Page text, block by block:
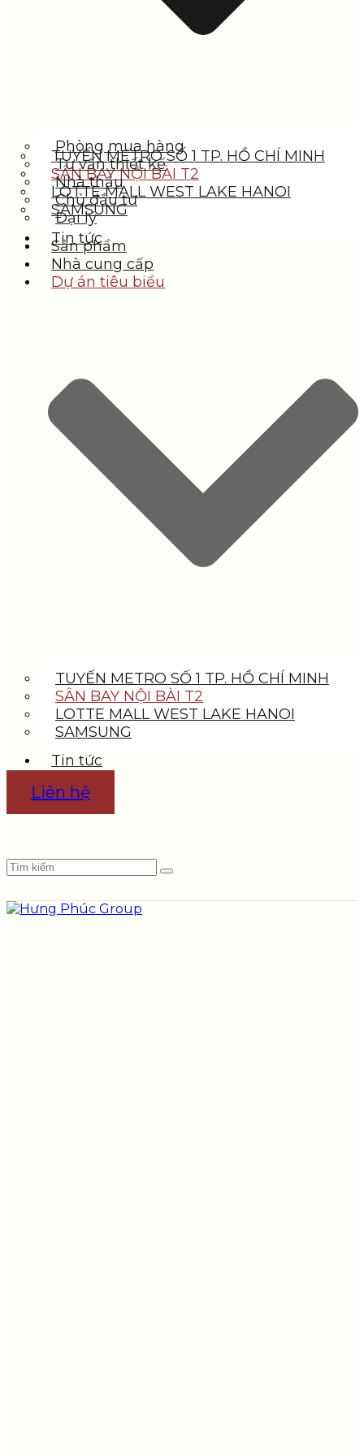
TUYẾN METRO SỐ 1 TP. HỒ CHÍ MINH
SÂN BAY NỘI BÀI T2
LOTTE MALL WEST LAKE HANOI
SAMSUNG
Tin tức
Phòng mua hàng
Tư vấn thiết kế
Nhà thầu
Chủ đầu tư
Đại lý
Sản phẩm
Nhà cung cấp
Dự án tiêu biểu
TUYẾN METRO SỐ 1 TP. HỒ CHÍ MINH
SÂN BAY NỘI BÀI T2
LOTTE MALL WEST LAKE HANOI
SAMSUNG
Tin tức
Liên hệ